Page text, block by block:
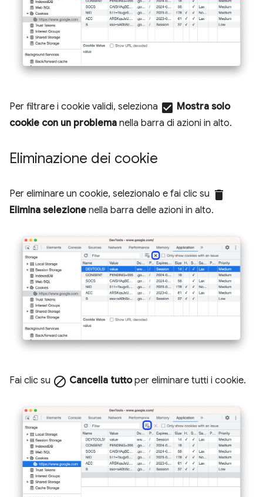
Per filtrare i cookie validi, seleziona check_box Mostra solo
cookie con un problema nella barra di azioni in alto.
Eliminazione dei cookie
Per eliminare un cookie, selezionalo e fai clic su delete
Elimina selezione nella barra delle azioni in alto.
Fai clic su block Cancella tuttoper eliminare tutti i cookie.